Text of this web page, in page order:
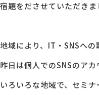
宿題をださせていただきま
地域により、IT・SNSへの
昨日は個人でのSNSのア
いろいろな地域で、セミ